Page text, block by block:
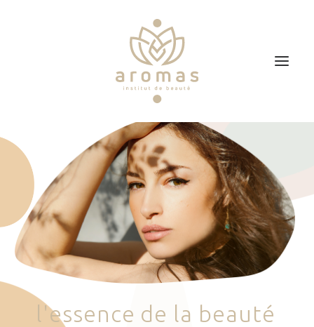
Soins
Je veux faire un bon cadeau
Plan d’accès
Prendre RDV
'essence de la beauté